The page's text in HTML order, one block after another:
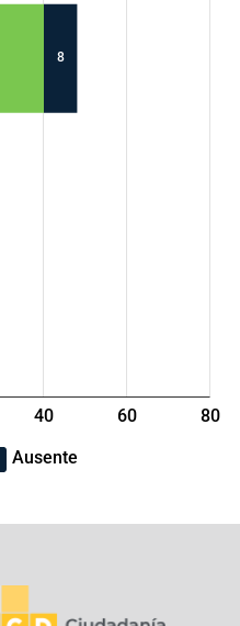
8
L
40 60 80
Ausente